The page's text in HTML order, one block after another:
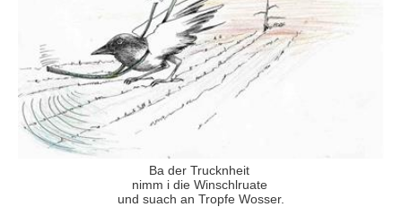
Ba der Trucknheit
nimm i die Winschlruate
und suach an Tropfe Wosser.